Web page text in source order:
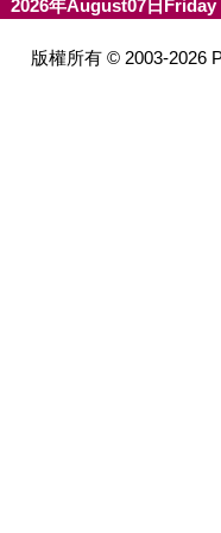
2026年August07日Friday
版權所有 © 2003-